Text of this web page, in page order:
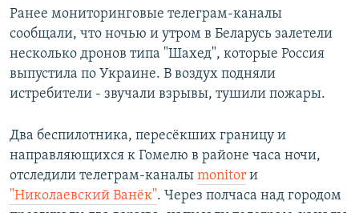
Ранее мониторинговые телеграм-каналы
сообщали, что ночью и утром в Беларусь залетели
несколько дронов типа "Шахед", которые Россия
выпустила по Украине. В воздух подняли
истребители - звучали взрывы, тушили пожары.
Два беспилотника, пересёкших границу и
направляющихся к Гомелю в районе часа ночи,
отследили телеграм-каналы monitor и
"Николаевский Ванёк". Через полчаса над городом